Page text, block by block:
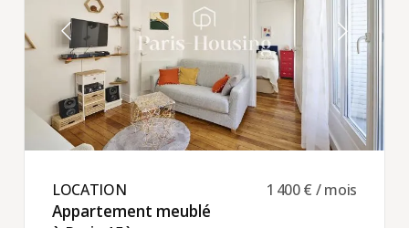
LOCATION ​
Appartement meublé
1 400 € / mois